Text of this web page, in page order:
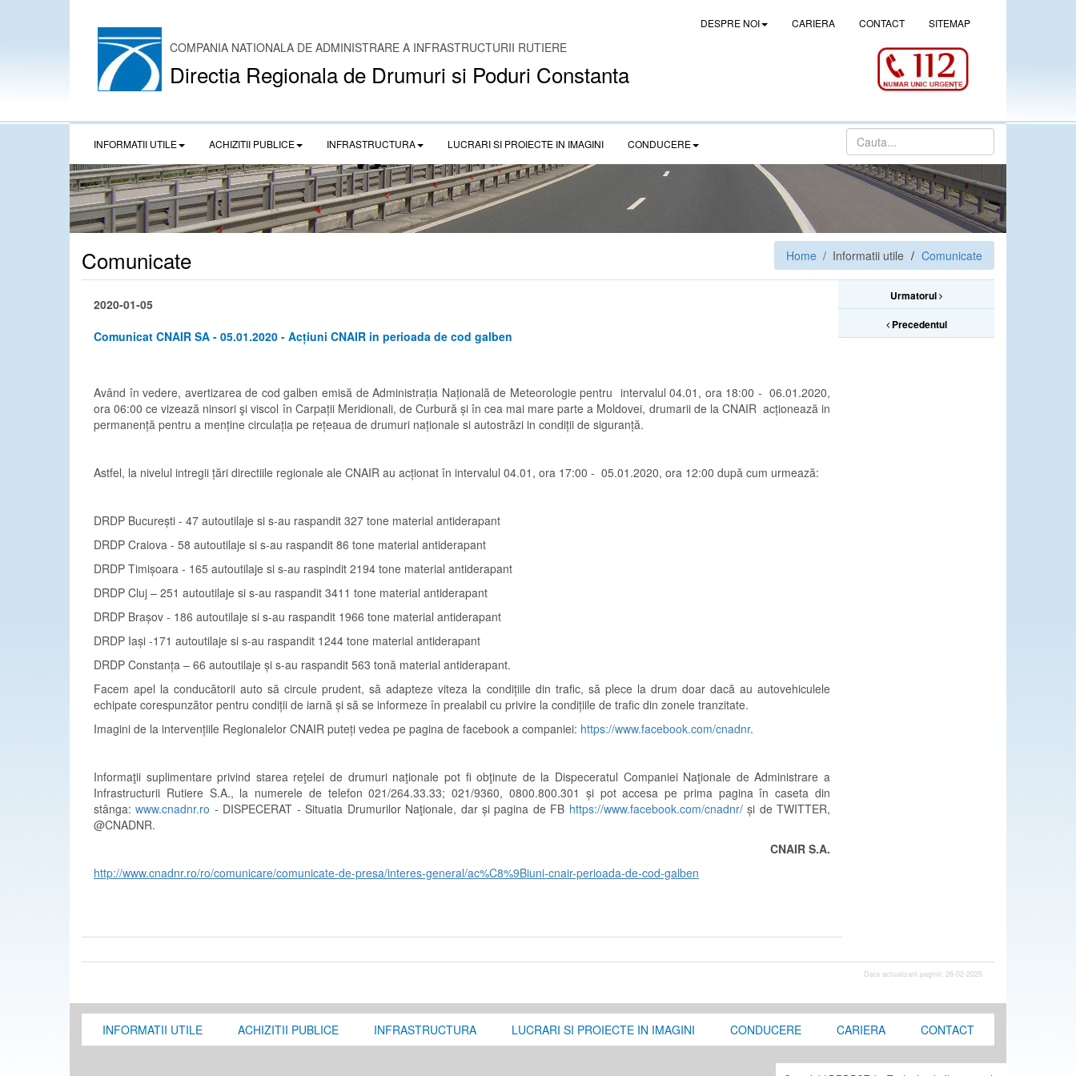
DESPRE NOI CARIERA CONTACT SITEMAP
COMPANIA NATIONALA DE ADMINISTRARE A INFRASTRUCTURII RUTIERE
Directia Regionala de Drumuri si Poduri Constanta
INFORMATII UTILE ACHIZITII PUBLICE INFRASTRUCTURA LUCRARI SI PROIECTE IN IMAGINI CONDUCERE
Comunicate Home / Informatii utile Comunicate
Urmatorul
Precedentul
2020-01-05
Comunicat CNAIR SA - 05.01.2020 - Acțiuni CNAIR in perioada de cod galben
Având în vedere, avertizarea de cod galben emisă de Administrația Națională de Meteorologie pentru intervalul 04.01, ora 18:00 - 06.01.2020,
ora 06:00 ce vizează ninsori şi viscol în Carpații Meridionali, de Curbură și în cea mai mare parte a Moldovei, drumarii de la CNAIR acționează in
permanență pentru a menține circulația pe rețeaua de drumuri naționale si autostrăzi in condiții de siguranță.
Astfel, la nivelul intregii țări directiile regionale ale CNAIR au acționat în intervalul 04.01, ora 17:00 - 05.01.2020, ora 12:00 după cum urmează:
DRDP București - 47 autoutilaje si s-au raspandit 327 tone material antiderapant
DRDP Craiova - 58 autoutilaje si s-au raspandit 86 tone material antiderapant
DRDP Timișoara - 165 autoutilaje si s-au raspindit 2194 tone material antiderapant
DRDP Cluj – 251 autoutilaje si s-au raspandit 3411 tone material antiderapant
DRDP Brașov - 186 autoutilaje si s-au raspandit 1966 tone material antiderapant
DRDP Iași -171 autoutilaje si s-au raspandit 1244 tone material antiderapant
DRDP Constanța – 66 autoutilaje și s-au raspandit 563 tonă material antiderapant.
Facem apel la conducătorii auto să circule prudent, să adapteze viteza la condițiile din trafic, să plece la drum doar dacă au autovehiculele
echipate corespunzător pentru condiții de iarnă și să se informeze în prealabil cu privire la condițiile de trafic din zonele tranzitate.
Imagini de la intervențiile Regionalelor CNAIR puteți vedea pe pagina de facebook a companiei: https://www.facebook.com/cnadnr.
Informaţii suplimentare privind starea reţelei de drumuri naţionale pot fi obţinute de la Dispeceratul Companiei Naţionale de Administrare a
Infrastructurii Rutiere S.A., la numerele de telefon 021/264.33.33; 021/9360, 0800.800.301 și pot accesa pe prima pagina în caseta din
stânga:www.cnadnr.ro - DISPECERAT - Situatia Drumurilor Naţionale, dar și pagina de FB https://www.facebook.com/cnadnr/și de TWITTER,
@CNADNR.
CNAIR S.A.
http://www.cnadnr.ro/ro/comunicare/comunicate-de-presa/interes-general/ac%C8%9Biuni-cnair-perioada-de-cod-galben
Data actualizarii paginii: 26-02-2025
INFORMATII UTILE ACHIZITII PUBLICE INFRASTRUCTURA LUCRARI SI PROIECTE IN IMAGINI CONDUCERE CARIERA CONTACT